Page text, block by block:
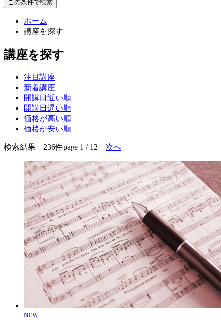
この条件で検索
ホーム
講座を探す
講座を探す
注目講座
新着講座
開講日近い順
開講日遅い順
価格が高い順
価格が安い順
検索結果 236件page 1 / 12 次へ
NEW